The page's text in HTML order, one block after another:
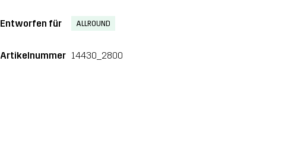
Entworfen für ALLROUND
Artikelnummer 14430_2800